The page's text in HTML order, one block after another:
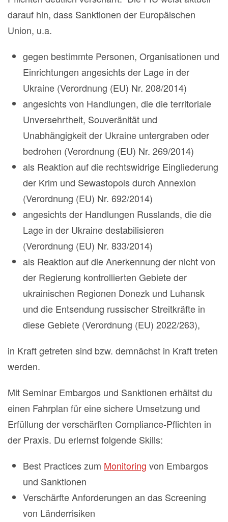
darauf hin, dass Sanktionen der Europäischen
Union, u.a.
gegen bestimmte Personen, Organisationen und
Einrichtungen angesichts der Lage in der
Ukraine (Verordnung (EU) Nr. 208/2014)
angesichts von Handlungen, die die territoriale
Unversehrtheit, Souveränität und
Unabhängigkeit der Ukraine untergraben oder
bedrohen (Verordnung (EU) Nr. 269/2014)
als Reaktion auf die rechtswidrige Eingliederung
der Krim und Sewastopols durch Annexion
(Verordnung (EU) Nr. 692/2014)
angesichts der Handlungen Russlands, die die
Lage in der Ukraine destabilisieren
(Verordnung (EU) Nr. 833/2014)
als Reaktion auf die Anerkennung der nicht von
der Regierung kontrollierten Gebiete der
ukrainischen Regionen Donezk und Luhansk
und die Entsendung russischer Streitkräfte in
diese Gebiete (Verordnung (EU) 2022/263),
in Kraft getreten sind bzw. demnächst in Kraft treten
werden.
Mit Seminar Embargos und Sanktionen erhältst du
einen Fahrplan für eine sichere Umsetzung und
Erfüllung der verschärften Compliance-Pflichten in
der Praxis. Du erlernst folgende Skills:
Best Practices zum Monitoring von Embargos
und Sanktionen
Verschärfte Anforderungen an das Screening
von Länderrisiken